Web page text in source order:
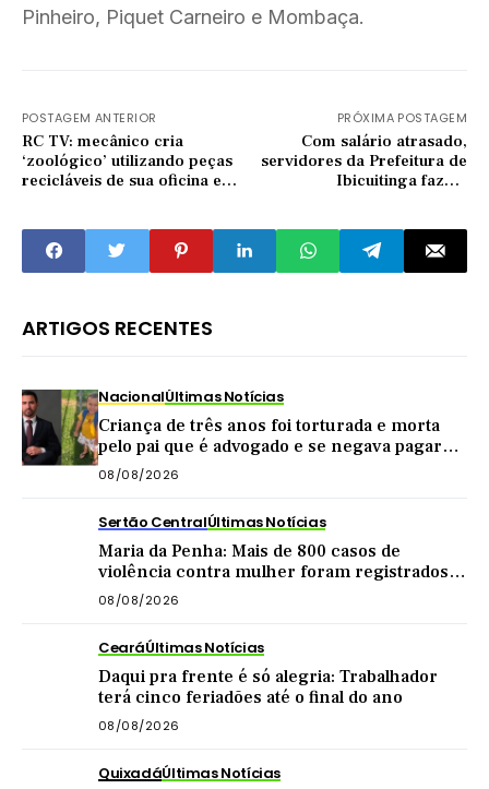
Pinheiro, Piquet Carneiro e Mombaça.
POSTAGEM ANTERIOR
RC TV: mecânico cria
‘zoológico’ utilizando peças
recicláveis de sua oficina em
PRÓXIMA POSTAGEM
Com salário atrasado,
servidores da Prefeitura de
Ibicuitinga fazem
ARTIGOS RECENTES
NacionalÚltimas Notícias
Criança de três anos foi torturada e morta
pelo pai que é advogado e se negava pagar
pensão
08/08/2026
Sertão CentralÚltimas Notícias
Maria da Penha: Mais de 800 casos de
violência contra mulher foram registrados
no Sertão Central este ano
08/08/2026
CearáÚltimas Notícias
Daqui pra frente é só alegria: Trabalhador
terá cinco feriadões até o final do ano
08/08/2026
QuixadáÚltimas Notícias